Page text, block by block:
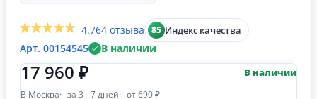
4.764 отзыва 85 Индекс качества
Арт. 00154545 В наличии
17 960 ₽ В наличии
В Москва за 3 - 7 дней от 690 ₽